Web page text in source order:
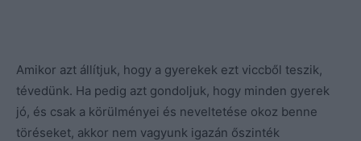
Amikor azt állítjuk, hogy a gyerekek ezt viccből teszik,
tévedünk. Ha pedig azt gondoljuk, hogy minden gyerek
jó, és csak a körülményei és neveltetése okoz benne
töréseket, akkor nem vagyunk igazán őszinték